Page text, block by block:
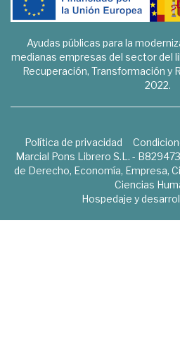
Ayudas públicas para la
medianas empresas del sector del
Recuperación, Transformación y
2022.
Política de privacidad
Marcial Pons Librero S.L. -
de Derecho, Economía, Empresa,
Ciencias
Hospedaje y